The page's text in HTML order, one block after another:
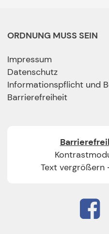
ORDNUNG MUSS SEIN
Impressum
Datenschutz
Informationspflicht und
Barrierefreiheit
Text vergrößern